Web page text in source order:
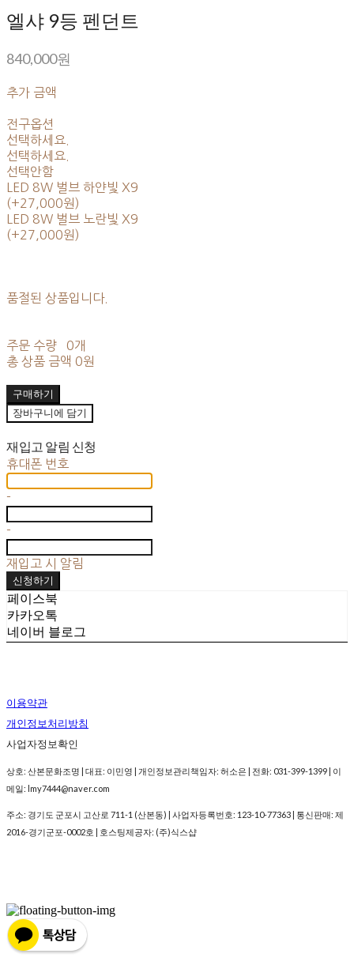
엘샤 9등 펜던트
840,000원
추가 금액
전구옵션
선택하세요.
선택하세요.
선택안함
LED 8W 벌브 하얀빛 X9
(+27,000원)
LED 8W 벌브 노란빛 X9
(+27,000원)
품절된 상품입니다.
주문 수량
0개
총 상품 금액 0원
구매하기
장바구니에 담기
재입고 알림 신청
휴대폰 번호
-
-
재입고 시 알림
신청하기
페이스북
카카오톡
네이버 블로그
이용약관
개인정보처리방침
사업자정보확인
상호: 산본문화조명 | 대표: 이민영 | 개인정보관리책임자: 허소은 | 전화: 031-399-1399 | 이
메일: lmy7444@naver.com
주소: 경기도 군포시 고산로 711-1 (산본동) | 사업자등록번호: 123-10-77363 | 통신판매: 제
2016-경기군포-0002호 | 호스팅제공자: (주)식스샵